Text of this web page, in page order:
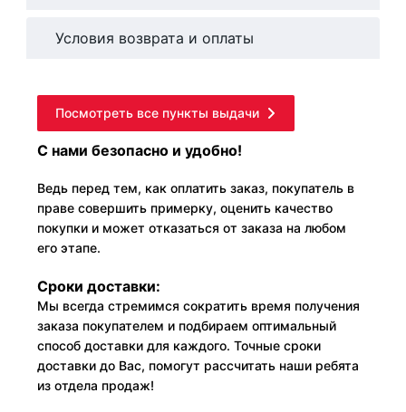
Условия возврата и оплаты
Посмотреть все пункты выдачи
С нами безопасно и удобно!
Ведь перед тем, как оплатить заказ, покупатель в
праве совершить примерку, оценить качество
покупки и может отказаться от заказа на любом
его этапе.
Сроки доставки:
Мы всегда стремимся сократить время получения
заказа покупателем и подбираем оптимальный
способ доставки для каждого. Точные сроки
доставки до Вас, помогут рассчитать наши ребята
из отдела продаж!